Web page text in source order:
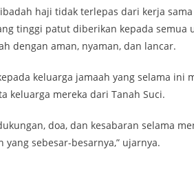
haji tidak terlepas dari kerja
tinggi patut diberikan kepada semua
dengan aman, nyaman, dan lancar.
keluarga jamaah yang selama ini
keluarga mereka dari Tanah Suci.
doa, dan kesabaran selama
sebesar-besarnya,” ujarnya.